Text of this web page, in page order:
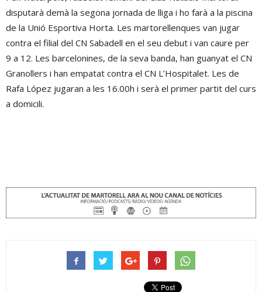
disputarà demà la segona jornada de lliga i ho farà a la piscina
de la Unió Esportiva Horta. Les martorellenques van jugar
contra el filial del CN Sabadell en el seu debut i van caure per
9 a 12. Les barcelonines, de la seva banda, han guanyat el CN
Granollers i han empatat contra el CN L’Hospitalet. Les de
Rafa López jugaran a les 16.00h i serà el primer partit del curs
a domicili.